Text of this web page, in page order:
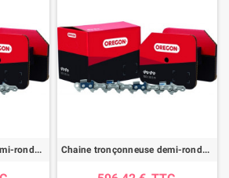
Chaine tronçonneuse demi-ronde OREGON 91VXL /pas .3/8"LP / jauge .050"(1.3mm) -rouleau 100 pieds Chaine tronçonneuse demi-ronde OREGON 20BPX /pas .325" / jauge .050"(1.3mm) -rouleau 100 pieds